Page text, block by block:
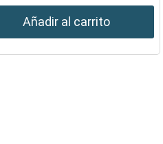
Añadir al carrito